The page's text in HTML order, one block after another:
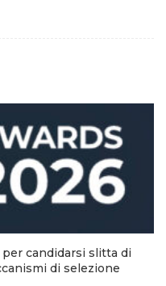
candidarsi slitta di
di selezione